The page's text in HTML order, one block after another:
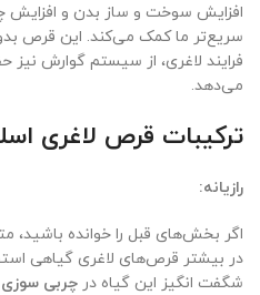
افزایش سوخت و ساز بدن و
سریع‌تر ما کمک می‌کند. این قرص
فرایند لاغری، از سیستم گوارش نیز
می‌دهد.
ترکیبات قرص لاغری
رازیانه:
اگر بخش‌های قبل را خوانده باشید،
در بیشتر قرص‌های لاغری گیاهی
شگفت انگیز این گیاه در چربی سوزی